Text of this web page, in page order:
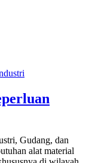
Gudang, dan
alat material